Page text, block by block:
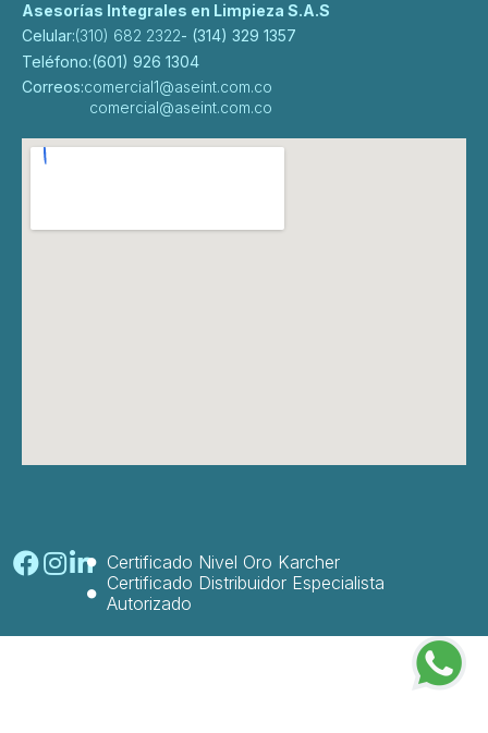
Asesorías Integrales en Limpieza S.A.S
Celular:(310) 682 2322- (314) 329 1357
Teléfono:(601) 926 1304
Correos:comercial1@aseint.com.co
comercial@aseint.com.co
Certificado Nivel Oro Karcher
Certificado Distribuidor Especialista
Autorizado